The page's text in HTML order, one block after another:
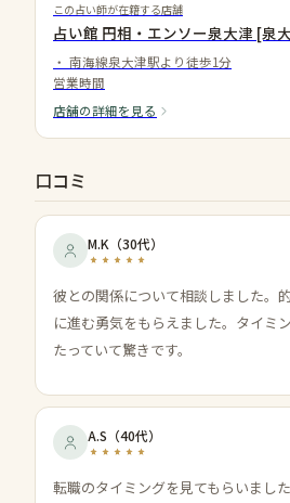
この占い師が在籍する店舗
占い館 円相・エンソー泉大津 [泉
・ 南海線泉大津駅より徒歩1分
営業時間
店舗の詳細を見る
口コミ
M.K （30代）
彼との関係について相談しました。
に進む勇気をもらえました。タイミ
たっていて驚きです。
A.S （40代）
転職のタイミングを見てもらいまし